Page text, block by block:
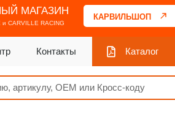
МАГАЗИН
и CARVILLE RACING
КАРВИЛЬШОП
Контакты Каталог